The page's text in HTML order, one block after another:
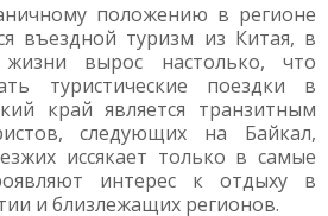
положению в регионе
въездной туризм из Китая, в
вырос настолько, что
туристические поездки в
край является транзитным
следующих на Байкал,
иссякает только в самые
интерес к отдыху в
и близлежащих регионов.